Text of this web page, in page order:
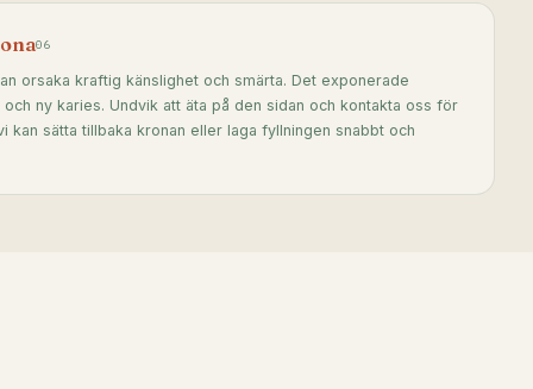
06
orsaka kraftig känslighet och smärta. Det exponerade
ny karies. Undvik att äta på den sidan och kontakta oss för
kan sätta tillbaka kronan eller laga fyllningen snabbt och